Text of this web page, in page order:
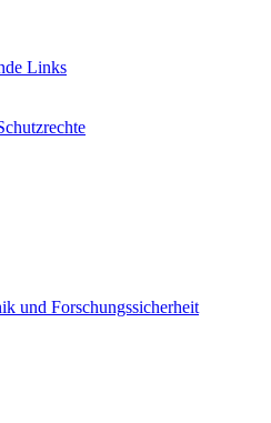
Links
und Forschungssicherheit